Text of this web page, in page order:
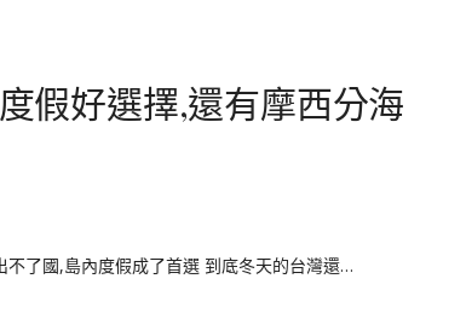
假好選擇,還有摩西分海
了國,島內度假成了首選 到底冬天的台灣還…